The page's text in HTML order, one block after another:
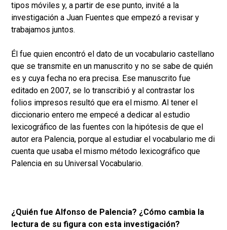
tipos móviles y, a partir de ese punto, invité a la
investigación a Juan Fuentes que empezó a revisar y
trabajamos juntos.
Él fue quien encontró el dato de un vocabulario castellano
que se transmite en un manuscrito y no se sabe de quién
es y cuya fecha no era precisa. Ese manuscrito fue
editado en 2007, se lo transcribió y al contrastar los
folios impresos resultó que era el mismo. Al tener el
diccionario entero me empecé a dedicar al estudio
lexicográfico de las fuentes con la hipótesis de que el
autor era Palencia, porque al estudiar el vocabulario me di
cuenta que usaba el mismo método lexicográfico que
Palencia en su Universal Vocabulario.
¿Quién fue Alfonso de Palencia? ¿Cómo cambia la
lectura de su figura con esta investigación?